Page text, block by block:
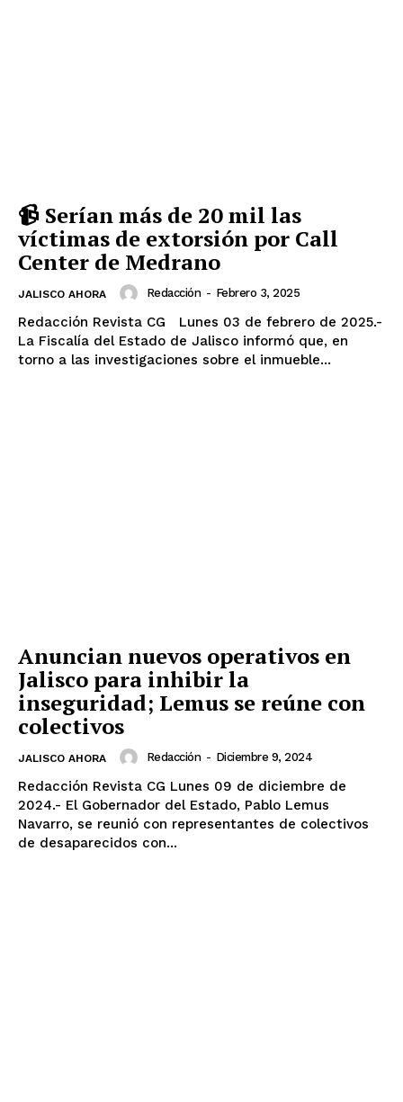
📹 Serían más de 20 mil las
víctimas de extorsión por Call
Center de Medrano
JALISCO AHORA Redacción - Febrero 3, 2025
Redacción Revista CG Lunes 03 de febrero de 2025.-
La Fiscalía del Estado de Jalisco informó que, en
torno a las investigaciones sobre el inmueble...
Anuncian nuevos operativos en
Jalisco para inhibir la
inseguridad; Lemus se reúne con
colectivos
JALISCO AHORA Redacción - Diciembre 9, 2024
Redacción Revista CG Lunes 09 de diciembre de
2024.- El Gobernador del Estado, Pablo Lemus
Navarro, se reunió con representantes de colectivos
de desaparecidos con...